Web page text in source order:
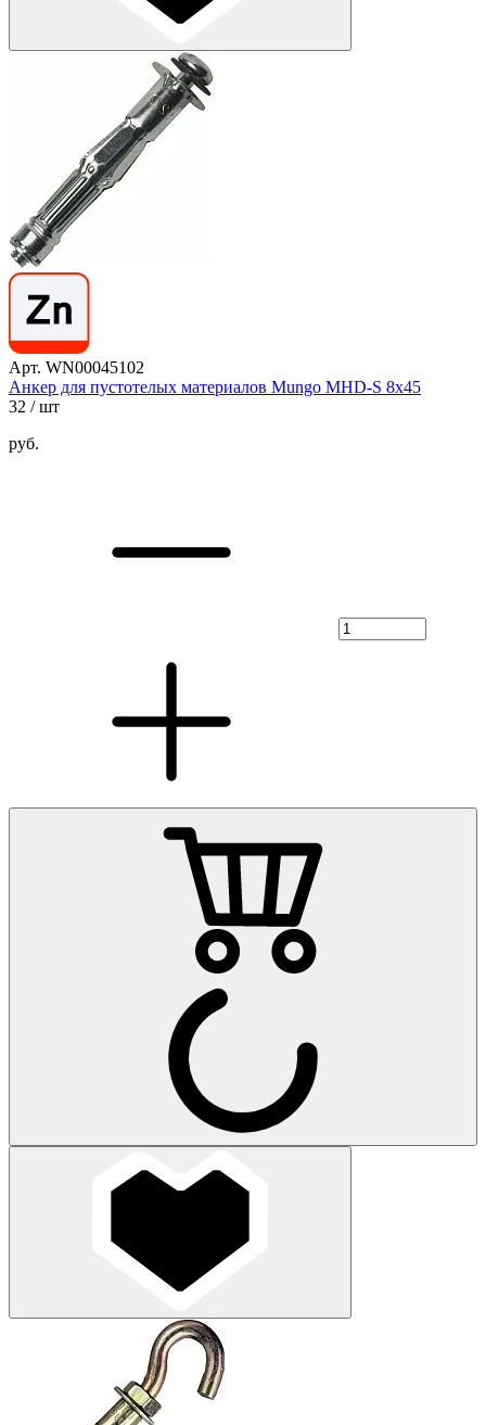
Арт. WN00045102
Анкер для пустотелых материалов Mungo MHD-S 8х45
32 / шт
руб.